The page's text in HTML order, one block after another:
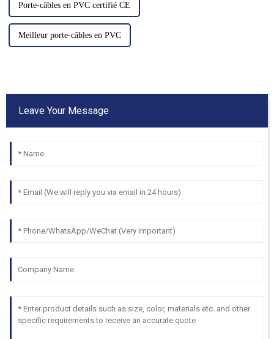
Porte-câbles en PVC certifié CE
Meilleur porte-câbles en PVC
Leave Your Message